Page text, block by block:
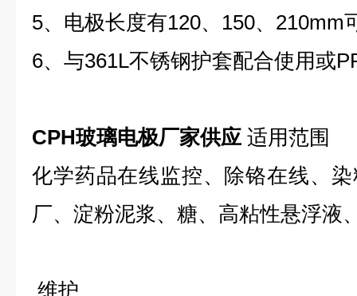
5、电极长度有120、150、210mm
6、与361L不锈钢护套配合使用或
CPH玻璃电极厂家供应 适用范围
化学药品在线监控、除铬在线、
厂、淀粉泥浆、糖、高粘性悬浮液
维护